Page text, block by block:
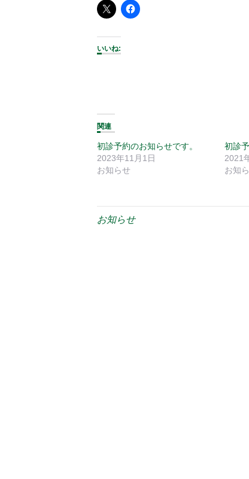
いいね:
関連
初診予約のお知らせです。
2023年11月1日
お知らせ
初診
2021
お知
お知らせ